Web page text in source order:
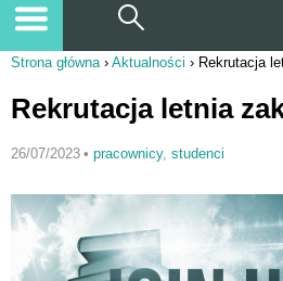
Strona główna› Aktualności › Rekrutacja
Rekrutacja letnia
26/07/2023 • pracownicy, studenci